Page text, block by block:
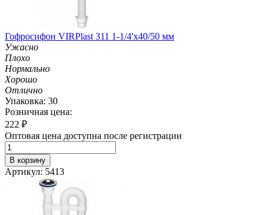
Гофросифон VIRPlast 311 1-1/4'х40/50 мм
Ужасно
Плохо
Нормально
Хорошо
Отлично
Упаковка: 30
Розничная цена:
222 ₽
Оптовая цена доступна после регистрации
В корзину
Артикул: 5413